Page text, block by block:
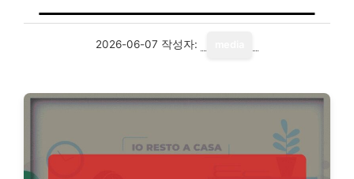
2026-06-07 작성자: